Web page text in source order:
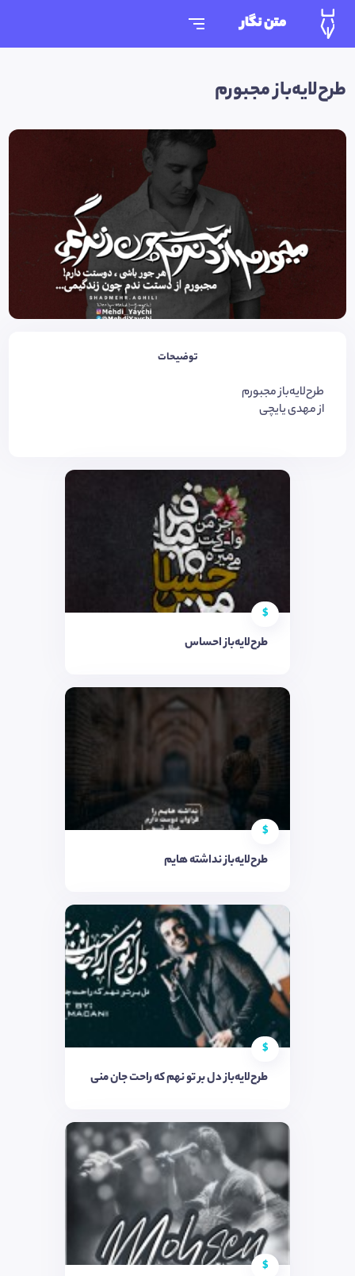
متن نگار
طرح‌لایه‌باز مجبورم
توضیحات
طرح‌لایه‌باز مجبورم
از مهدی یایچی
$
طرح‌لایه‌باز احساس
$
طرح‌لایه‌باز نداشته هایم
$
طرح‌لایه‌باز دل بر تو نهم که راحت جان منی
$